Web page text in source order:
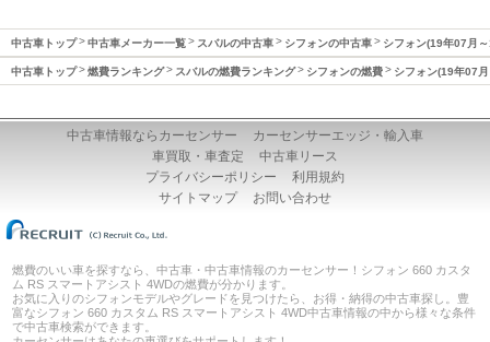
中古車トップ 中古車メーカー一覧 スバルの中古車 シフォンの中古車 シフォン(19年07月
中古車トップ 燃費ランキング スバルの燃費ランキング シフォンの燃費 シフォン(19年07
中古車情報ならカーセンサー
カーセンサーエッジ・輸入車
車買取・車査定
中古車リース
プライバシーポリシー
利用規約
サイトマップ
お問い合わせ
燃費のいい車を探すなら、中古車・中古車情報のカーセンサー！シフォン 660 カスタ
ム RS スマートアシスト 4WDの燃費が分かります。
お気に入りのシフォンモデルやグレードを見つけたら、お得・納得の中古車探し。豊
富なシフォン 660 カスタム RS スマートアシスト 4WD中古車情報の中から様々な条件
で中古車検索ができます。